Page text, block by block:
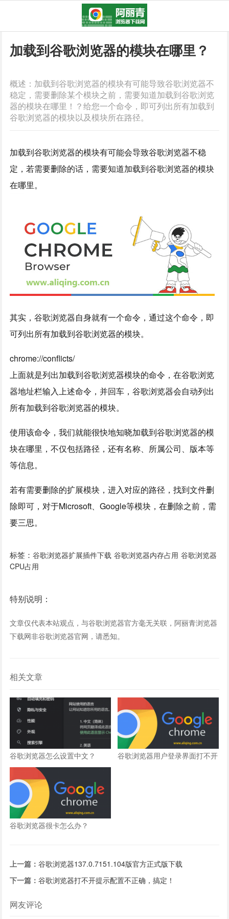
加载到谷歌浏览器的模块在哪里？
概述：加载到谷歌浏览器的模块有可能导致谷歌浏览器不
稳定，需要删除某个模块之前，需要知道加载到谷歌浏览
器的模块在哪里！？给您一个命令，即可列出所有加载到
谷歌浏览器的模块以及模块所在路径。
加载到谷歌浏览器的模块有可能会导致谷歌浏览器不稳
定，若需要删除的话，需要知道加载到谷歌浏览器的模块
在哪里。
其实，谷歌浏览器自身就有一个命令，通过这个命令，即
可列出所有加载到谷歌浏览器的模块。
chrome://conflicts/
上面就是列出加载到谷歌浏览器模块的命令，在谷歌浏览
器地址栏输入上述命令，并回车，谷歌浏览器会自动列出
所有加载到谷歌浏览器的模块。
使用该命令，我们就能很快地知晓加载到谷歌浏览器的模
块在哪里，不仅包括路径，还有名称、所属公司、版本等
等信息。
若有需要删除的扩展模块，进入对应的路径，找到文件删
除即可，对于Microsoft、Google等模块，在删除之前，需
要三思。
标签：谷歌浏览器扩展插件下载 谷歌浏览器内存占用 谷歌浏览器
CPU占用
特别说明：
文章仅代表本站观点，与谷歌浏览器官方毫无关联，阿丽青浏览器
下载网非谷歌浏览器官网，请悉知。
相关文章
谷歌浏览器怎么设置中文？
谷歌浏览器用户登录界面打不开
谷歌浏览器很卡怎么办？
上一篇：谷歌浏览器137.0.7151.104版官方正式版下载
下一篇：谷歌浏览器打不开提示配置不正确，搞定！
网友评论